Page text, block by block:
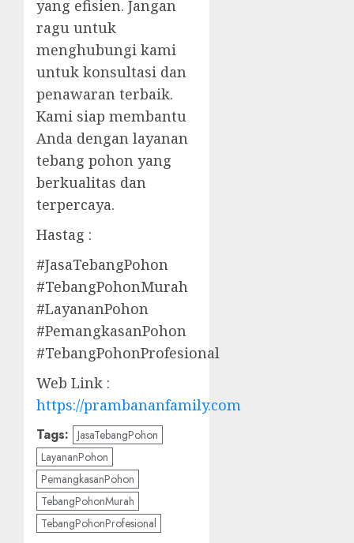
yang efisien. Jangan
ragu untuk
menghubungi kami
untuk konsultasi dan
penawaran terbaik.
Kami siap membantu
Anda dengan layanan
tebang pohon yang
berkualitas dan
terpercaya.
Hastag :
#JasaTebangPohon
#TebangPohonMurah
#LayananPohon
#PemangkasanPohon
#TebangPohonProfesional
Web Link :
https://prambananfamily.com
Tags: JasaTebangPohon
LayananPohon
PemangkasanPohon
TebangPohonMurah
TebangPohonProfesional